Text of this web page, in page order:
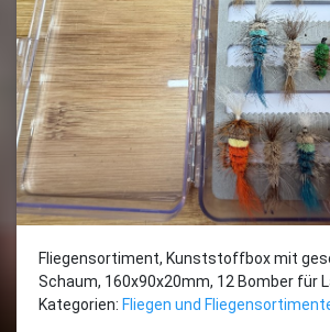
Fliegensortiment, Kunststoffbox mit
Schaum, 160x90x20mm, 12 Bomber für
Kategorien: Fliegen und